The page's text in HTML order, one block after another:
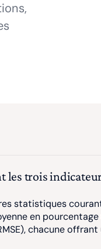
les trois
statistiques
en
chacune